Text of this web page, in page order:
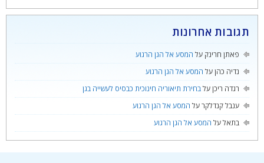
תגובות אחרונות
פאתן חרינק על המסע אל הגן הרגוע
נדיה כהןעל המסע אל הגן הרגוע
רגדה ריכןעלבחירת תיאוריה חינוכית כבסיס לעשייה בגן
ענבל קנדלקרעל המסע אל הגן הרגוע
בתאלעל המסע אל הגן הרגוע